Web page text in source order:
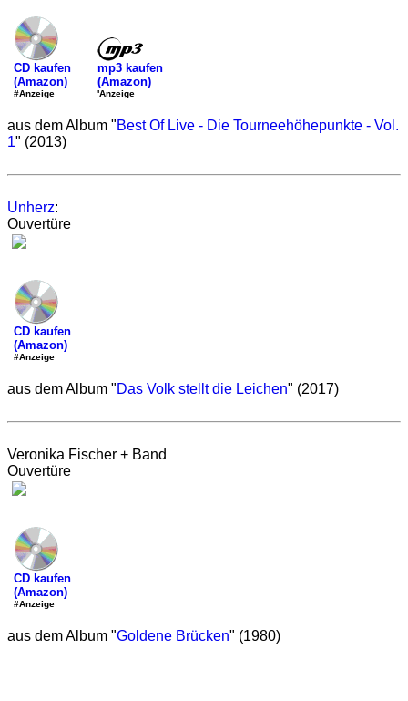
CD kaufen
(Amazon)
#Anzeige
mp3 kaufen
(Amazon)
'Anzeige
aus dem Album "Best Of Live - Die Tourneehöhepunkte - Vol.
1" (2013)
Unherz:
Ouvertüre
CD kaufen
(Amazon)
#Anzeige
aus dem Album "Das Volk stellt die Leichen" (2017)
Veronika Fischer + Band
Ouvertüre
CD kaufen
(Amazon)
#Anzeige
aus dem Album "Goldene Brücken" (1980)